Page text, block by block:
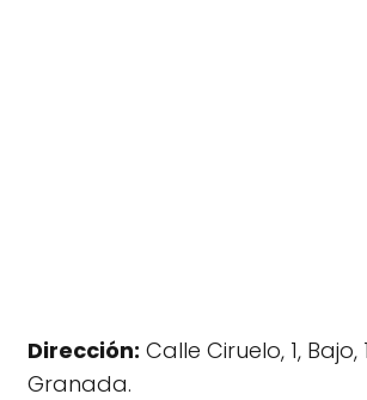
Dirección: Calle Ciruelo, 1, Bajo,
Granada.